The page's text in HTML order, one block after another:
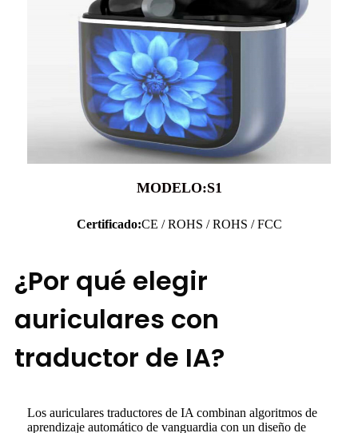
MODELO:S1
Certificado:CE / ROHS / ROHS / FCC
¿Por qué elegir
auriculares con
traductor de IA?
Los auriculares traductores de IA combinan algoritmos de
aprendizaje automático de vanguardia con un diseño de